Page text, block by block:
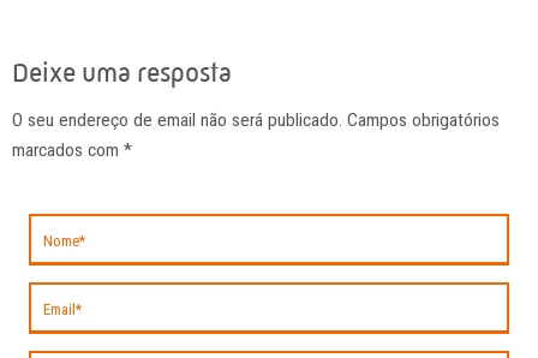
Deixe uma resposta
O seu endereço de email não será publicado. Campos obrigatórios
marcados com *